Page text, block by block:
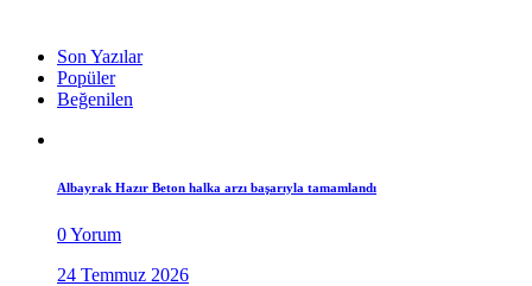
Son Yazılar
Popüler
Beğenilen
Albayrak Hazır Beton halka arzı başarıyla tamamlandı
0 Yorum
24 Temmuz 2026